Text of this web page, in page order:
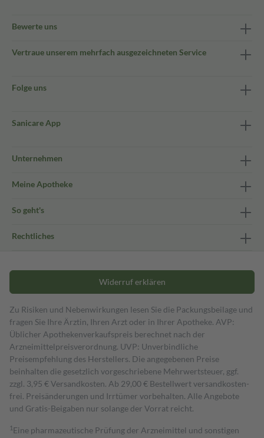
Bewerte uns
Vertraue unserem mehrfach ausgezeichneten Service
Folge uns
Sanicare App
Unternehmen
Meine Apotheke
So geht's
Rechtliches
Widerruf erklären
Zu Risiken und Nebenwirkungen lesen Sie die Packungsbeilage und
fragen Sie Ihre Ärztin, Ihren Arzt oder in Ihrer Apotheke. AVP:
Üblicher Apothekenverkaufspreis berechnet nach der
Arzneimittelpreisverordnung. UVP: Unverbindliche
Preisempfehlung des Herstellers. Die angegebenen Preise
beinhalten die gesetzlich vorgeschriebene Mehrwertsteuer, ggf.
zzgl. 3,95 € Versandkosten. Ab 29,00 € Bestell­wert versand­kosten­
frei. Preisänderungen und Irrtümer vorbehalten. Alle Angebote
und Gratis-Beigaben nur solange der Vorrat reicht.
1 Eine pharmazeutische Prüfung der Arzneimittel und sonstigen